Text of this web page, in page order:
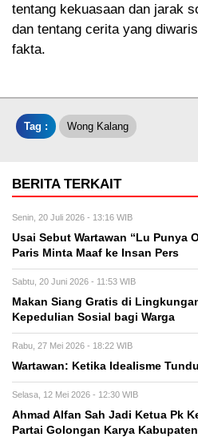
tentang kekuasaan dan jarak
dan tentang cerita yang
fakta.
Tag : Wong Kalang
BERITA TERKAIT
Senin, 20 Juli 2026 - 13:16 WIB
Usai Sebut Wartawan “Lu Punya
Paris Minta Maaf ke Insan Pers
Sabtu, 20 Juni 2026 - 11:53 WIB
Makan Siang Gratis di
Kepedulian Sosial bagi Warga
Rabu, 27 Mei 2026 - 18:22 WIB
Wartawan: Ketika Idealisme
Selasa, 12 Mei 2026 - 12:30 WIB
‎Ahmad Alfan Sah Jadi Ketua Pk
Partai Golongan Karya